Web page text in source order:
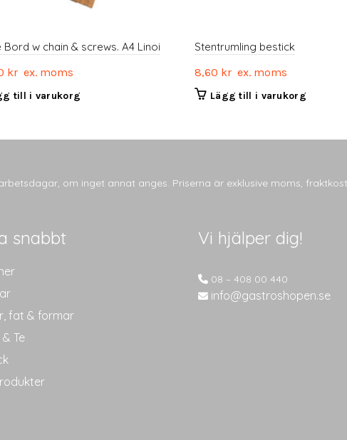
Bord w chain & screws. A4 Linoi
kr ex. moms
till i varukorg
Stentrumling bestick
8,60 krex. moms
Lägg till i varukorg
om inget annat anges. Priserna är exklusive moms,
snabbt
fat & formar
Te
Vi hjälper dig!
08 – 408 00 440
info@gastroshopen.se